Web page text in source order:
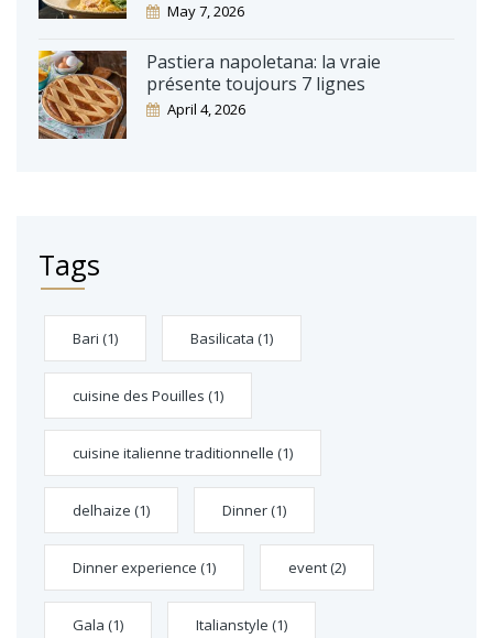
May 7, 2026
Pastiera napoletana: la vraie
présente toujours 7 lignes
April 4, 2026
Tags
Bari (1) Basilicata (1)
cuisine des Pouilles (1)
cuisine italienne traditionnelle (1)
delhaize (1) Dinner(1)
Dinner experience (1) event(2)
Gala (1) Italianstyle (1)